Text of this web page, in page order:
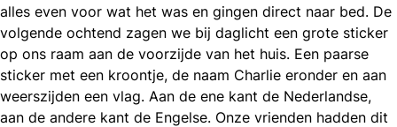
alles even voor wat het was en gingen direct naar bed. De
volgende ochtend zagen we bij daglicht een grote sticker
op ons raam aan de voorzijde van het huis. Een paarse
sticker met een kroontje, de naam Charlie eronder en aan
weerszijden een vlag. Aan de ene kant de Nederlandse,
aan de andere kant de Engelse. Onze vrienden hadden dit